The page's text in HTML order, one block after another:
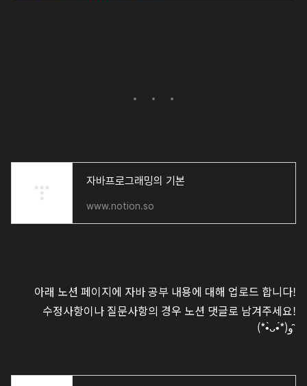
자바프로그래밍의 기본
www.notion.so
아래 노션 페이지에 자바 공부 내용에 대해 업로드 합니다!
수정사항이나 질문사항의 경우 노션 댓글로 남겨주세요!
(*•̀ᴗ•́*)و ̑̑